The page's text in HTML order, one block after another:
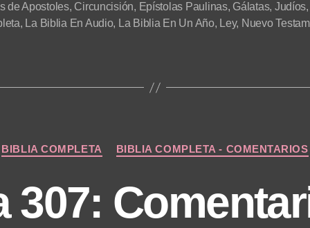
de Apostoles, Circuncisión, Epístolas Paulinas, Gálatas, Judíos,
, La Biblia En Audio, La Biblia En Un Año, Ley, Nuevo
Categories
BIBLIA COMPLETA BIBLIA COMPLETA - COMENTARIOS
307: